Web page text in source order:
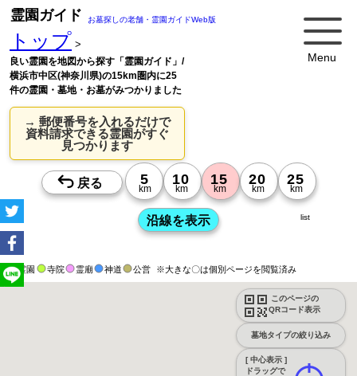
Menu
霊園ガイド お墓探しの老舗・霊園ガイドWeb版
トップ >
良い霊園を地図から探す「霊園ガイド」/
横浜市中区(神奈川県)の15km圏内に25
件の霊園・墓地・お墓がみつかりました
→ 郵便番号を入れるだけで
資料請求できる霊園がすぐ
見つかります
霊園 寺院 霊廟 神道 公営 ※大きな〇は個別ページを閲覧済み
このページの
QRコード表示
墓地タイプの絞り込み
[ 中心表示 ]
ドラッグで
list